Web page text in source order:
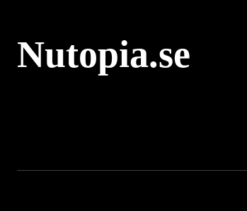
Nutopia.se